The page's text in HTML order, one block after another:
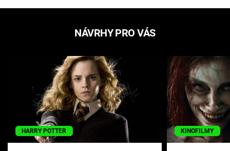
NÁVRHY PRO VÁS
HARRY POTTER KINOFILMY